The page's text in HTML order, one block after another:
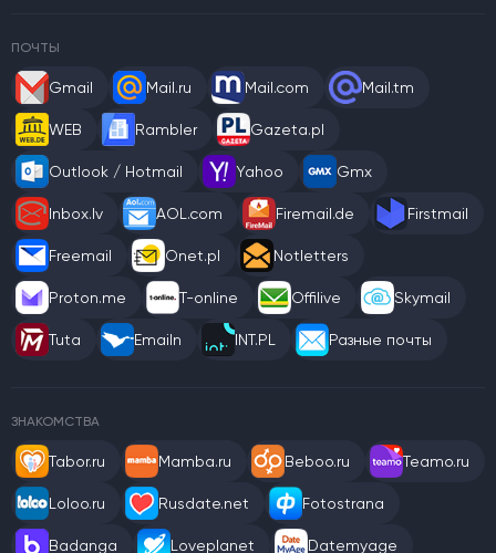
ПОЧТЫ
Gmail Mail.ru Mail.com Mail.tm
WEB Rambler Gazeta.pl
Outlook / Hotmail Yahoo Gmx
Inbox.lv AOL.com Firemail.de Firstmail
Freemail Onet.pl Notletters
Proton.me T-online Offilive Skymail
Tuta Emailn INT.PL Разные почты
ЗНАКОМСТВА
Tabor.ru Mamba.ru Beboo.ru Teamo.ru
Loloo.ru Rusdate.net Fotostrana
Badanga Loveplanet Datemyage